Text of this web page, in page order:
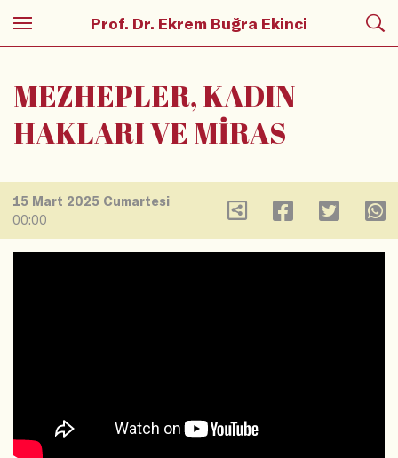
Prof. Dr. Ekrem Buğra Ekinci
MEZHEPLER, KADIN
HAKLARI VE MİRAS
15 Mart 2025 Cumartesi
00:00